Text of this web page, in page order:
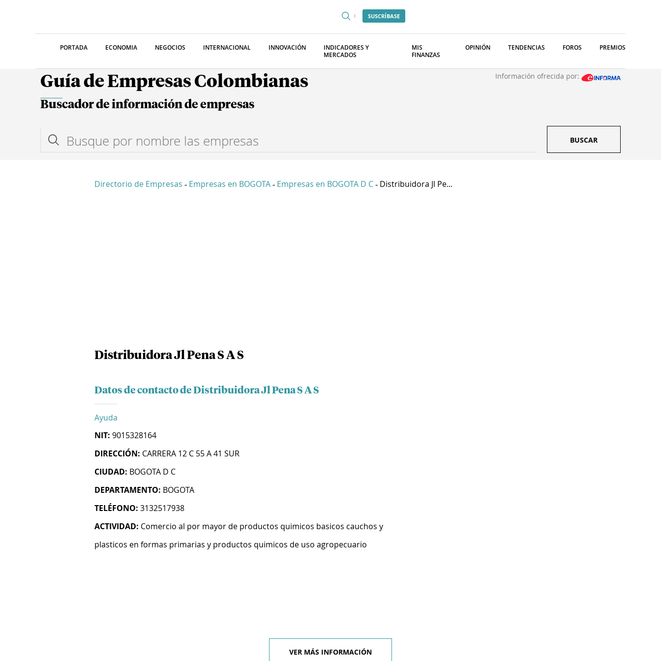
SUSCRÍBASE
PORTADA ECONOMIA NEGOCIOS INTERNACIONAL INNOVACIÓN
INDICADORES Y
MERCADOS
MIS
FINANZAS
OPINIÓN TENDENCIAS FOROS PREMIOS
Guía de Empresas Colombianas Información ofrecida por:
Buscador de información de empresas
BUSCAR
Directorio de Empresas - Empresas en BOGOTA - Empresas en BOGOTA D C - Distribuidora Jl Pe...
Distribuidora Jl Pena S A S
Datos de contacto de Distribuidora Jl Pena S A S
Ayuda
NIT: 9015328164
DIRECCIÓN: CARRERA 12 C 55 A 41 SUR
CIUDAD: BOGOTA D C
DEPARTAMENTO: BOGOTA
TELÉFONO: 3132517938
ACTIVIDAD: Comercio al por mayor de productos quimicos basicos cauchos y
plasticos en formas primarias y productos quimicos de uso agropecuario
VER MÁS INFORMACIÓN